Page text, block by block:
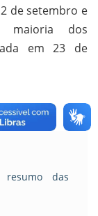
de setembro e
maioria dos
em 23 de
resumo das